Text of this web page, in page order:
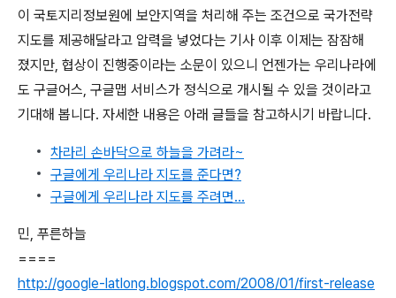
이 국토지리정보원에 보안지역을 처리해 주는 조건으로 국가전략
지도를 제공해달라고 압력을 넣었다는 기사 이후 이제는 잠잠해
졌지만, 협상이 진행중이라는 소문이 있으니 언젠가는 우리나라에
도 구글어스, 구글맵 서비스가 정식으로 개시될 수 있을 것이라고
기대해 봅니다. 자세한 내용은 아래 글들을 참고하시기 바랍니다.
차라리 손바닥으로 하늘을 가려라~
구글에게 우리나라 지도를 준다면?
구글에게 우리나라 지도를 주려면...
민, 푸른하늘
====
http://google-latlong.blogspot.com/2008/01/first-release